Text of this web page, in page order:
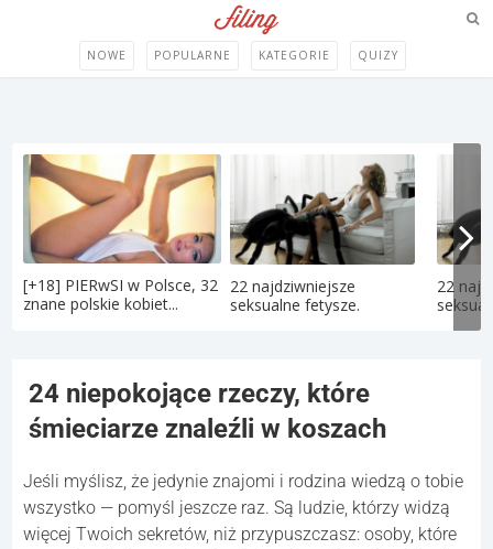
NOWE POPULARNE KATEGORIE QUIZY
[+18] PIERwSI w Polsce, 32
znane polskie kobiet...
22 najdziwniejsze
seksualne fetysze.
22
24 niepokojące rzeczy, które
śmieciarze znaleźli w koszach
Jeśli myślisz, że jedynie znajomi i rodzina wiedzą o tobie
wszystko — pomyśl jeszcze raz. Są ludzie, którzy widzą
więcej Twoich sekretów, niż przypuszczasz: osoby, które